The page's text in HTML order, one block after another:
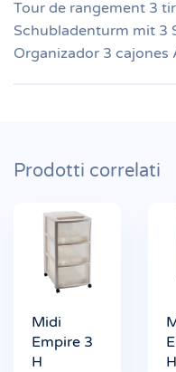
Tour de rangement 3
Schubladenturm mit 3
Organizador 3 cajones
Prodotti correlati
Midi
Empire 3
H
H